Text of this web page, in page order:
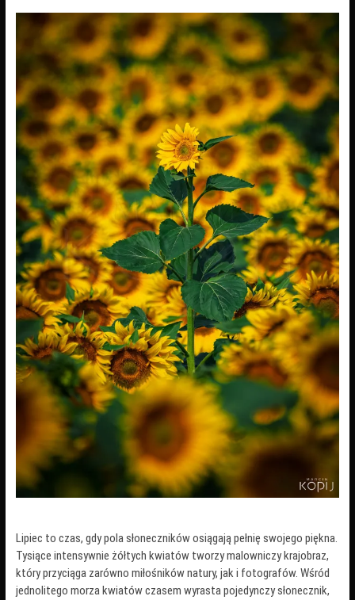
Lipiec to czas, gdy pola słoneczników osiągają pełnię swojego piękna.
Tysiące intensywnie żółtych kwiatów tworzy malowniczy krajobraz,
który przyciąga zarówno miłośników natury, jak i fotografów. Wśród
jednolitego morza kwiatów czasem wyrasta pojedynczy słonecznik,